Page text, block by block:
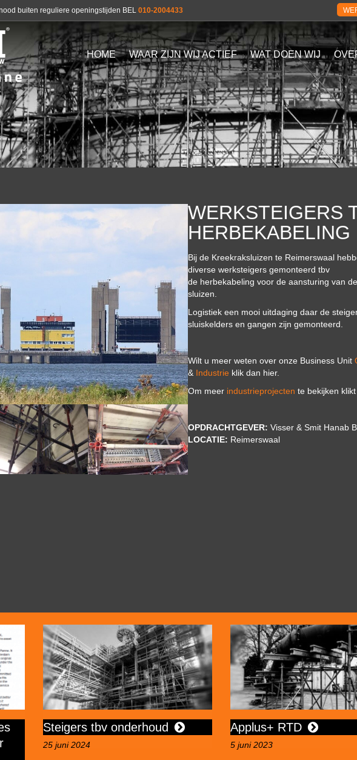
buiten reguliere openingstijden BEL 010-2004433
HOME WAAR ZIJN WIJ ACTIEF WAT DOEN WIJ
WERKSTEIGERS
HERBEKABELING
Bij de Kreekraksluizen te Reimerswaal
diverse werksteigers gemonteerd tbv
de herbekabeling voor de aansturing van de
sluizen.
Logistiek een mooi uitdaging daar de
sluiskelders en gangen zijn gemonteerd.
Wilt u meer weten over onze Business Unit
& Industrie klik dan hier.
Om meer industrieprojectente bekijken klikt
OPDRACHTGEVER: Visser & Smit Hanab
LOCATIE: Reimerswaal
Applus+ RTD
5 juni 2023
Hangsteiger tbv